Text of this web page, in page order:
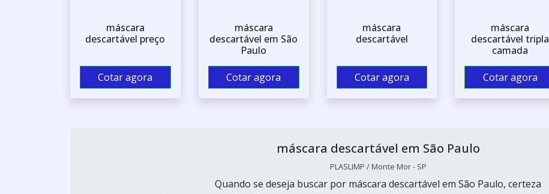
máscara
descartável preço
Cotar agora
máscara
descartável em São
Paulo
Cotar agora
máscara
descartável
Cotar agora
máscara
descartável tripla
camada
Cotar agora
máscara descartável em São Paulo
PLASLIMP / Monte Mor - SP
Quando se deseja buscar por máscara descartável em São Paulo, certeza